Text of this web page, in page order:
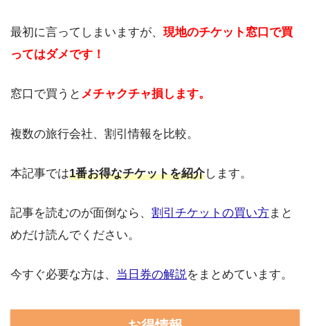
最初に言ってしまいますが、 現地のチケット窓口で買
ってはダメです！
窓口で買うと メチャクチャ損します。
複数の旅行会社、割引情報を比較。
本記事では1番お得なチケットを紹介します。
記事を読むのが面倒なら、 割引チケットの買い方まと
めだけ読んでください。
今すぐ必要な方は、 当日券の解説をまとめています。